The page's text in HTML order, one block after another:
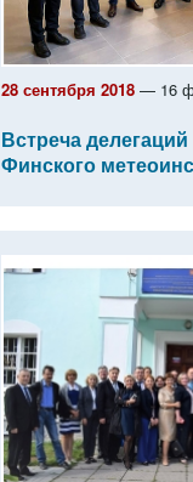
28 сентября 2018 — 16
Встреча
Финского